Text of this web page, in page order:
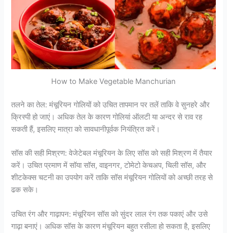
How to Make Vegetable Manchurian
तलने का तेल: मंचूरियन गोलियों को उचित तापमान पर तलें ताकि वे सुनहरे और
क्रिस्पी हो जाएं। अधिक तेल के कारण गोलियां ऑलटी या अन्दर से राव रह
सकती हैं, इसलिए मात्रा को सावधानीपूर्वक नियंत्रित करें।
सॉस की सही मिश्रण: वेजेटेबल मंचूरियन के लिए सॉस को सही मिश्रण में तैयार
करें। उचित प्रमाण में सॉया सॉस, वाइनगर, टोमेटो केचअप, चिली सॉस, और
शीटकेक्स चटनी का उपयोग करें ताकि सॉस मंचूरियन गोलियों को अच्छी तरह से
ढक सके।
उचित रंग और गाढ़ापन: मंचूरियन सॉस को सुंदर लाल रंग तक पकाएं और उसे
गाढ़ा बनाएं। अधिक सॉस के कारण मंचूरियन बहुत रसीला हो सकता है, इसलिए